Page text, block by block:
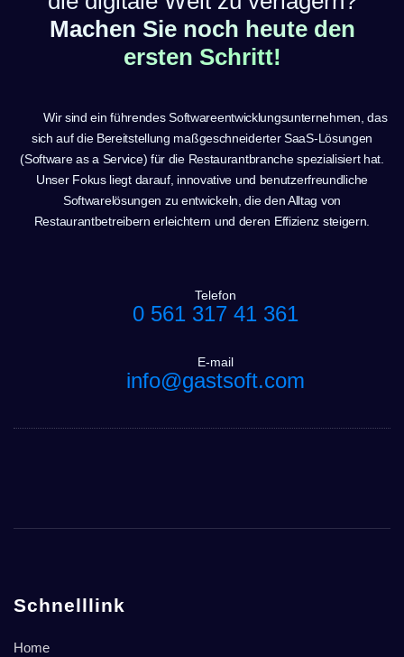
Machen Sie noch heute den
ersten Schritt!
Wir sind ein führendes Softwareentwicklungsunternehmen, das
sich auf die Bereitstellung maßgeschneiderter SaaS-Lösungen
(Software as a Service) für die Restaurantbranche spezialisiert hat.
Unser Fokus liegt darauf, innovative und benutzerfreundliche
Softwarelösungen zu entwickeln, die den Alltag von
Restaurantbetreibern erleichtern und deren Effizienz steigern.
Telefon
0 561 317 41 361
E-mail
info@gastsoft.com
Schnelllink
Home